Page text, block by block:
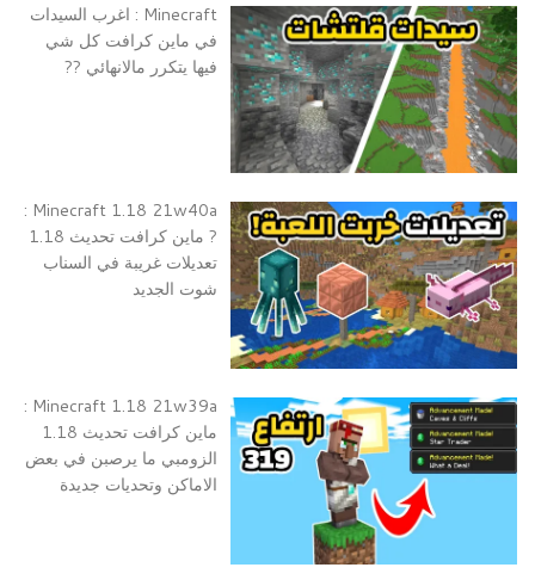
Minecraft : اغرب السيدات
في ماين كرافت كل شي
فيها يتكرر مالانهائي ??
Minecraft 1.18 21w40a :
? ماين كرافت تحديث 1.18
تعديلات غريبة في السناب
شوت الجديد
Minecraft 1.18 21w39a :
ماين كرافت تحديث 1.18
الزومبي ما يرصبن في بعض
الاماكن وتحديات جديدة